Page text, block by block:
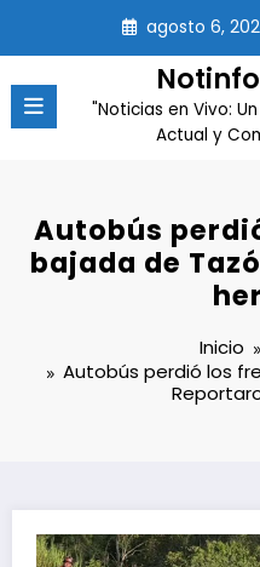
contenido
agosto 6,
"Noticias en Vivo:
Actual y
Autobús
bajada de
Inicio
Autobús perdió los